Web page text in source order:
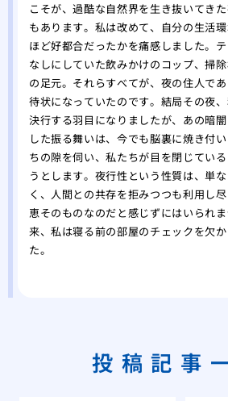
こそが、過酷な自然界を生き抜いてき
もあります。私は改めて、自分の生活
ほど好都合だったかを痛感しました。
なしにしていた飲みかけのコップ、掃
の足元。それらすべてが、夜の住人で
待状になっていたのです。結局その夜
決行する羽目になりましたが、あの暗
した振る舞いは、今でも脳裏に焼き付
ちの隙を伺い、私たちが目を閉じてい
うとします。夜行性という性質は、単
く、人間との共存を拒みつつも利用し
恵そのものなのだと感じずにはいられ
来、私は寝る前の部屋のチェックを欠
た。
投稿記事